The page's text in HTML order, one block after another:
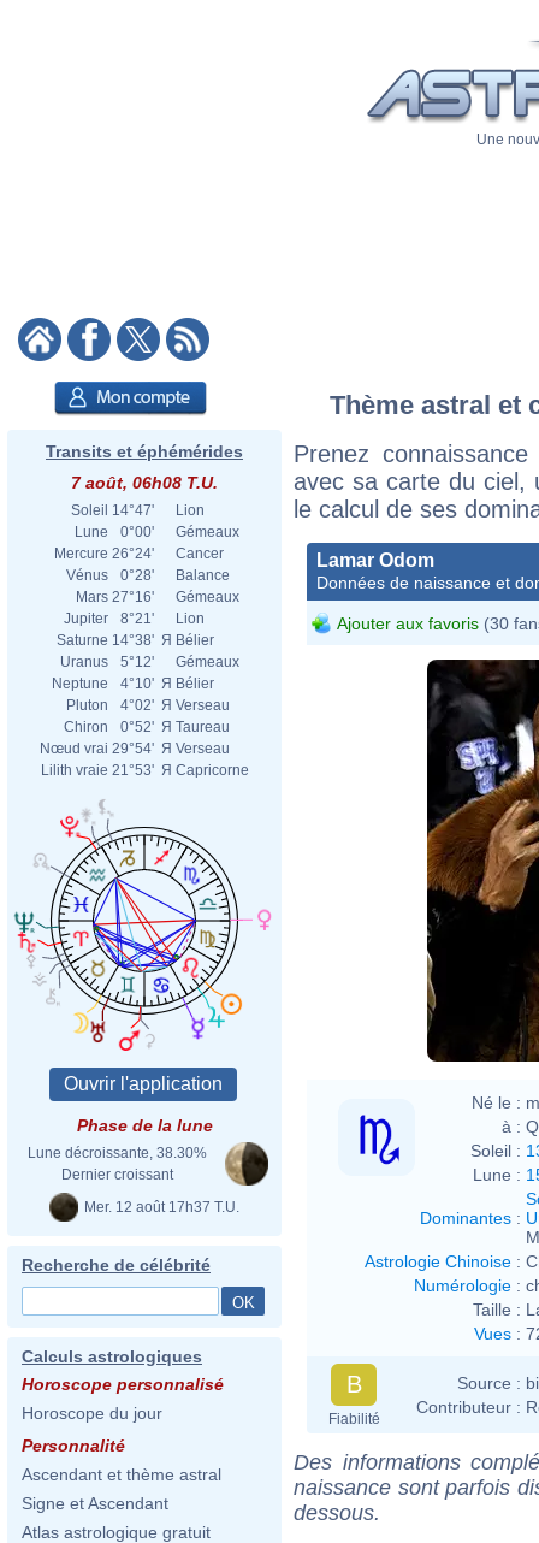
Une
Transits et éphémérides
7 août, 06h08 T.U.
Soleil 14°47'
Lion
Lune
0°00'
Gémeaux
Mercure 26°24'
Cancer
Vénus
0°28'
Balance
Mars 27°16'
Gémeaux
Jupiter
8°21'
Lion
Saturne 14°38' Я Bélier
Uranus
5°12'
Gémeaux
Neptune
4°10' Я Bélier
Pluton
4°02' Я Verseau
Chiron
0°52' Я Taureau
Nœud vrai 29°54' Я Verseau
Lilith vraie 21°53' Я Capricorne
Phase de la lune
Lune décroissante, 38.30%
Dernier croissant
Mer. 12 août 17h37 T.U.
Recherche de célébrité
Calculs astrologiques
Horoscope personnalisé
Horoscope du jour
Personnalité
Ascendant et thème astral
Signe et Ascendant
Atlas astrologique gratuit
Thème astral et
Prenez
avec sa carte du ciel,
le calcul de ses
Lamar Odom
Données de naissance et
Ajouter aux favoris (30
Né le :
à :
Soleil :
Lune :
Dominantes :
Astrologie Chinoise :
Numérologie :
Taille :
Vues :
B
Fiabilité
Source :
Contributeur :
Des informations
naissance sont parfois
dessous.